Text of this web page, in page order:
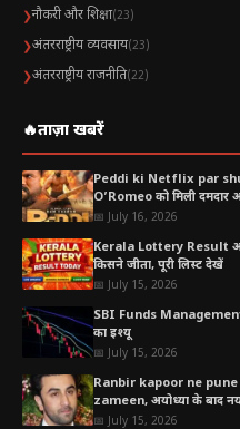
❯नौकरी और शिक्षा(23)
❯अंतरराष्ट्रीय व्यवसाय(23)
❯अंतरराष्ट्रीय राजनीति(22)
🔥ताज़ा खबरें
Peddi ki Netflix par
O’Romeo को मिली दमदार
📅 July 16, 2026
Kerala Lottery Result
किसने जीता, पूरी लिस्ट देखें
📅 July 15, 2026
SBI Funds
का इश्यू
📅 July 15, 2026
Ranbir kapoor ne pune
zameen, अयोध्या के बाद
📅 July 15, 2026